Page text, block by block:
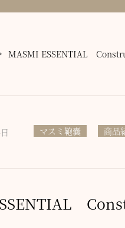
MASMI ESSENTIAL
マスミ鞄嚢 商品